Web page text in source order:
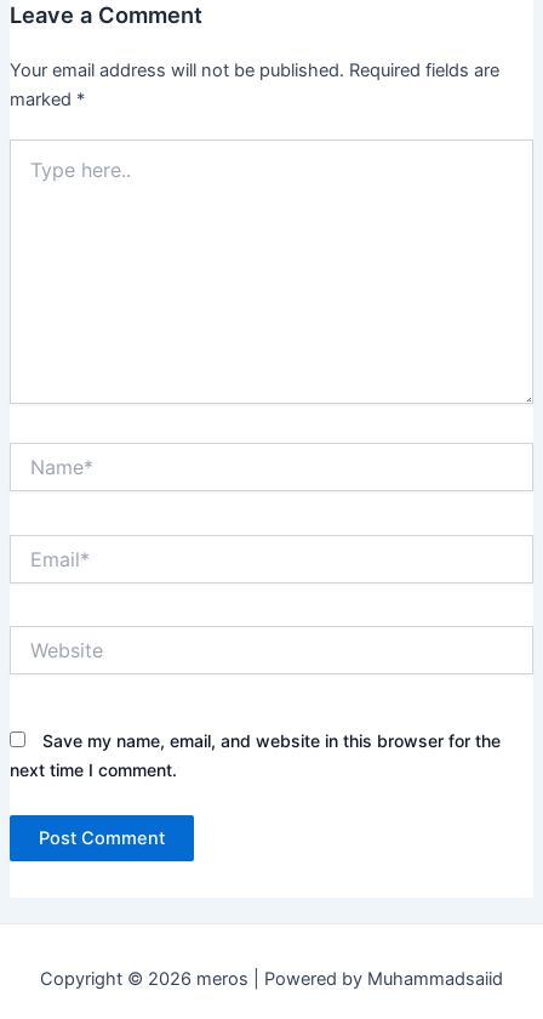
Leave a Comment
Your email address will not be published. Required fields are
marked *
here..
Save my name, email, and website in this browser for the
next time I comment.
Copyright © 2026 meros | Powered by Muhammadsaiid